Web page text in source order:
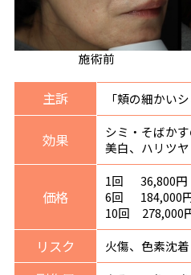
施術前
主訴 「頬の細かい
効果
シミ・そばか
美白、ハリツヤ
価格
1回 36,800円
6回 184,000円
10回 278,000
リスク 火傷、色素沈着